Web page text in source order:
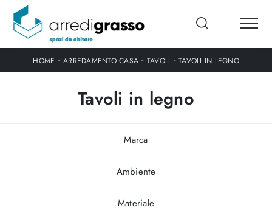
HOME - ARREDAMENTO CASA - TAVOLI - TAVOLI IN LEGNO
Tavoli in legno
Marca
Ambiente
Materiale